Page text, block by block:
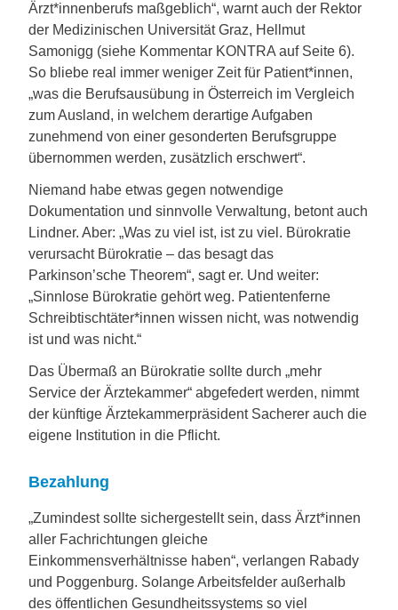
Ärzt*innenberufs maßgeblich“, warnt auch der Rektor
der Medizinischen Universität Graz, Hellmut
Samonigg (siehe Kommentar KONTRA auf Seite 6).
So bliebe real immer weniger Zeit für Patient*innen,
„was die Berufsausübung in Österreich im Vergleich
zum Ausland, in welchem derartige Aufgaben
zunehmend von einer gesonderten Berufsgruppe
übernommen werden, zusätzlich erschwert“.
Niemand habe etwas gegen notwendige
Dokumentation und sinnvolle Verwaltung, betont auch
Lindner. Aber: „Was zu viel ist, ist zu viel. Bürokratie
verursacht Bürokratie – das besagt das
Parkinson’sche Theorem“, sagt er. Und weiter:
„Sinnlose Bürokratie gehört weg. Patientenferne
Schreibtischtäter*innen wissen nicht, was notwendig
ist und was nicht.“
Das Übermaß an Bürokratie sollte durch „mehr
Service der Ärztekammer“ abgefedert werden, nimmt
der künftige Ärztekammerpräsident Sacherer auch die
eigene Institution in die Pflicht.
Bezahlung
„Zumindest sollte sichergestellt sein, dass Ärzt*innen
aller Fachrichtungen gleiche
Einkommensverhältnisse haben“, verlangen Rabady
und Poggenburg. Solange Arbeitsfelder außerhalb
des öffentlichen Gesundheitssystems so viel